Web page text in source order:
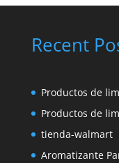
Recent
Productos de
Productos de
tienda-walmart
Aromatizante